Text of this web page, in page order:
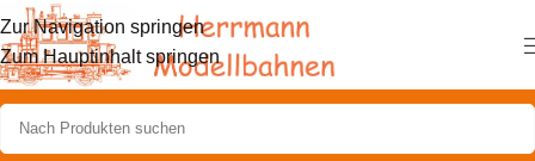
Zur Navigation springen
Zum Hauptinhalt springen